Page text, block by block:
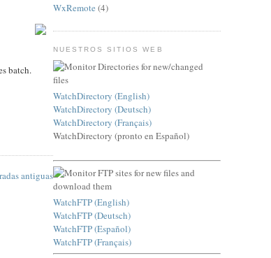
batch.
antiguas
WxRemote (4)
NUESTROS SITIOS WEB
WatchDirectory (English)
WatchDirectory (Deutsch)
WatchDirectory (Français)
WatchDirectory (pronto en Español)
WatchFTP (English)
WatchFTP (Deutsch)
WatchFTP (Español)
WatchFTP (Français)